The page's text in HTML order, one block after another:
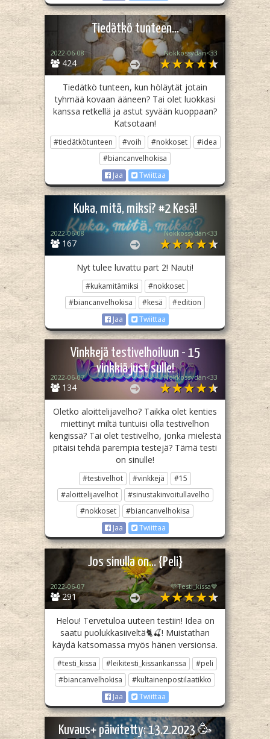
Tiedätkö tunteen...
424
2022-06-08 Nokkossydän<33
Tiedätkö tunteen, kun höläytät jotain
tyhmää kovaan ääneen? Tai olet luokkasi
kanssa retkellä ja astut syvään kuoppaan?
Katsotaan!
#tiedätkötunteen #voih #nokkoset
#idea
#biancanvelhokisa
Jaa
Twiittaa
Kuka, mitä, miksi? #2 Kesä!
167
2022-06-08 Nokkossydän<33
Nyt tulee luvattu part 2! Nauti!
#kukamitämiksi
#nokkoset
#biancanvelhokisa
#kesä
#edition
Jaa
Twiittaa
Vinkkejä testivelhoiluun - 15
vinkkiä just sulle!
134
2022-06-07 Nokkossydän<33
Oletko aloittelijavelho? Taikka olet kenties
miettinyt miltä tuntuisi olla testivelhon
kengissä? Tai olet testivelho, jonka mielestä
pitäisi tehdä parempia testejä? Tämä testi
on sinulle!
#testivelhot #vinkkejä
#15
#aloittelijavelhot
#sinustakinvoitullavelho
#nokkoset
#biancanvelhokisa
Jaa
Twiittaa
Jos sinulla on... {Peli}
291
2022-06-07 💛Testi_kissa💙
Helou! Tervetuloa uuteen testiin! Idea on
saatu puolukkasiiveltä🐈🍒! Muistathan
käydä katsomassa myös hänen versionsa.
#testi_kissa #leikitesti_kissankanssa
#peli
#biancanvelhokisa
#kultainenpostilaatikko
Jaa
Twiittaa
Kuvaus+ päivitetty: 13.2.2023 🥳